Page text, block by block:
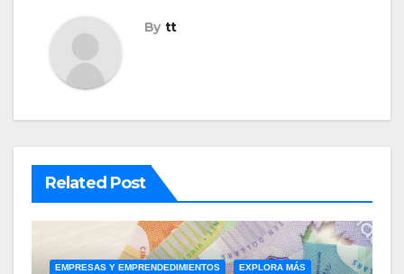
By tt
Related Post
EMPRESAS Y EMPRENDEDIMIENTOS EXPLORA MÁS